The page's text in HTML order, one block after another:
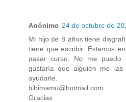
Anónimo 24 de octubre de
Mi hijo de 8 años tiene
tiene que escribir. Estamos
pasar curso. No me puedo
gustaría que alguien me
ayudarle.
bibimamu@hotmail.com
Gracias